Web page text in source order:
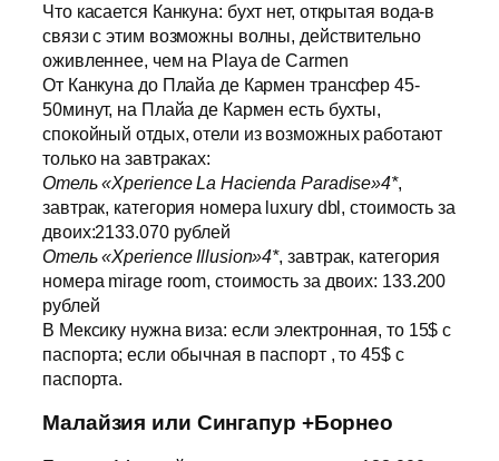
Что касается Канкуна: бухт нет, открытая вода-в
связи с этим возможны волны, действительно
оживленнее, чем на Playa de Carmen
От Канкуна до Плайа де Кармен трансфер 45-
50минут, на Плайа де Кармен есть бухты,
спокойный отдых, отели из возможных работают
только на завтраках:
Отель «Xperience La Hacienda Paradise»4*,
завтрак, категория номера luxury dbl, стоимость за
двоих:2133.070 рублей
Отель «Xperience Illusion»4*, завтрак, категория
номера mirage room, стоимость за двоих: 133.200
рублей
В Мексику нужна виза: если электронная, то 15$ с
паспорта; если обычная в паспорт , то 45$ с
паспорта.
Малайзия или Сингапур +Борнео